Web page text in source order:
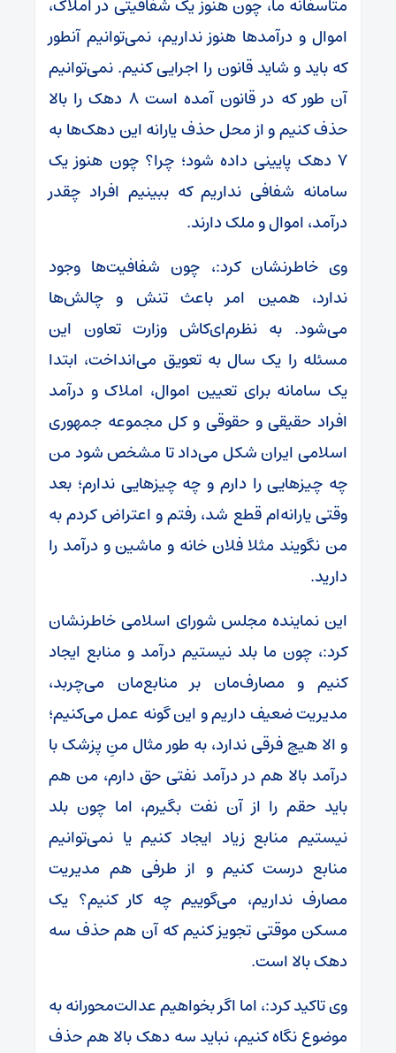
متاسفانه ما، چون هنوز یک شفافیتی در املاک،
اموال و درآمد‌ها هنوز نداریم، نمی‌توانیم آنطور
که باید و شاید قانون را اجرایی کنیم. نمی‌توانیم
آن طور که در قانون آمده است ۸ دهک را بالا
حذف کنیم و از محل حذف یارانه این دهک‌ها به
۷ دهک پایینی داده شود؛ چرا؟ چون هنوز یک
سامانه شفافی نداریم که ببینیم افراد چقدر
درآمد، اموال و ملک دارند.
وی خاطرنشان کرد:، چون شفافیت‌ها وجود
ندارد، همین امر باعث تنش و چالش‌ها
می‌شود. به نظرم‌ای‌کاش وزارت تعاون این
مسئله را یک سال به تعویق می‌انداخت، ابتدا
یک سامانه برای تعیین اموال، املاک و درآمد
افراد حقیقی و حقوقی و کل مجموعه جمهوری
اسلامی ایران شکل می‌داد تا مشخص شود من
چه چیز‌هایی را دارم و چه چیز‌هایی ندارم؛ بعد
وقتی یارانه‌ام قطع شد، رفتم و اعتراض کردم به
من نگویند مثلا فلان خانه و ماشین و درآمد را
دارید.
این نماینده مجلس شورای اسلامی خاطرنشان
کرد:، چون ما بلد نیستیم درآمد و منابع ایجاد
کنیم و مصارف‌مان بر منابع‌مان می‌چربد،
مدیریت ضعیف داریم و این گونه عمل می‌کنیم؛
و الا هیچ فرقی ندارد، به طور مثال منِ پزشک با
درآمد بالا هم در درآمد نفتی حق دارم، من هم
باید حقم را از آن نفت بگیرم، اما چون بلد
نیستیم منابع زیاد ایجاد کنیم یا نمی‌توانیم
منابع درست کنیم و از طرفی هم مدیریت
مصارف نداریم، می‌گوییم چه کار کنیم؟ یک
مسکن موقتی تجویز کنیم که آن هم حذف سه
دهک بالا است.
وی تاکید کرد:، اما اگر بخواهیم عدالت‌محورانه به
موضوع نگاه کنیم، نباید سه دهک بالا هم حذف